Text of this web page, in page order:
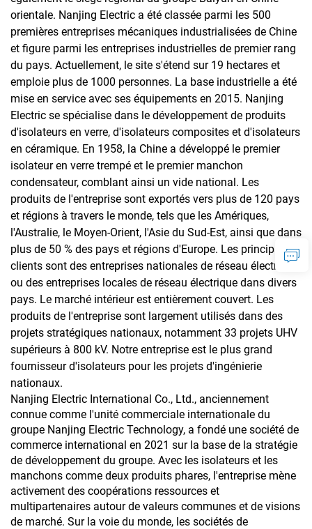
orientale. Nanjing Electric a été classée parmi les 500
premières entreprises mécaniques industrialisées de Chine
et figure parmi les entreprises industrielles de premier rang
du pays. Actuellement, le site s'étend sur 19 hectares et
emploie plus de 1000 personnes. La base industrielle a été
mise en service avec ses équipements en 2015. Nanjing
Electric se spécialise dans le développement de produits
d'isolateurs en verre, d'isolateurs composites et d'isolateurs
en céramique. En 1958, la Chine a développé le premier
isolateur en verre trempé et le premier manchon
condensateur, comblant ainsi un vide national. Les
produits de l'entreprise sont exportés vers plus de 120 pays
et régions à travers le monde, tels que les Amériques,
l'Australie, le Moyen-Orient, l'Asie du Sud-Est, ainsi que dans
plus de 50 % des pays et régions d'Europe. Les principaux
clients sont des entreprises nationales de réseau électrique
ou des entreprises locales de réseau électrique dans divers
pays. Le marché intérieur est entièrement couvert. Les
produits de l'entreprise sont largement utilisés dans des
projets stratégiques nationaux, notamment 33 projets UHV
supérieurs à 800 kV. Notre entreprise est le plus grand
fournisseur d'isolateurs pour les projets d'ingénierie
nationaux.
Nanjing Electric International Co., Ltd., anciennement
connue comme l'unité commerciale internationale du
groupe Nanjing Electric Technology, a fondé une société de
commerce international en 2021 sur la base de la stratégie
de développement du groupe. Avec les isolateurs et les
manchons comme deux produits phares, l'entreprise mène
activement des coopérations ressources et
multipartenaires autour de valeurs communes et de visions
de marché. Sur la voie du monde, les sociétés de